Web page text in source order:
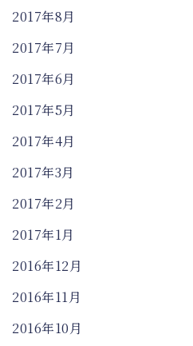
2017年8月
2017年7月
2017年6月
2017年5月
2017年4月
2017年3月
2017年2月
2017年1月
2016年12月
2016年11月
2016年10月